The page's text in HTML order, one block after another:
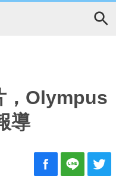
，Olympus
導